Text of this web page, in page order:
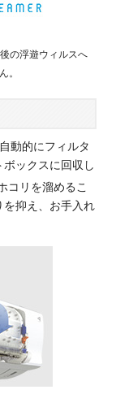
の浮遊ウィルスへ
。
動的にフィルタ
ックスに回収し
コリを溜めるこ
を抑え、お手入れ